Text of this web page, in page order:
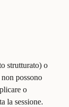
strutturato) o
possono
o
la sessione.